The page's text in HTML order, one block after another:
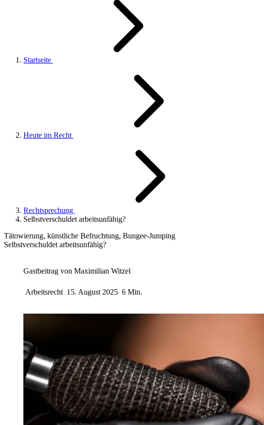
Startseite
Heute im Recht
Rechtsprechung
Selbstverschuldet arbeitsunfähig?
Tätowierung, künstliche Befruchtung, Bungee-Jumping
Selbstverschuldet arbeitsunfähig?
Gastbeitrag von Maximilian Witzel
Arbeitsrecht 15. August 2025 6 Min.